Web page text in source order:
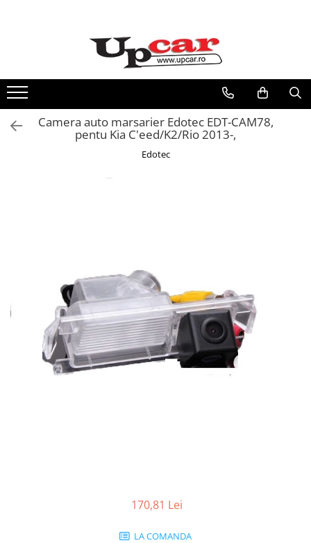
Aplice si Pendule
Electrocasnice Mici
Audio & Video
Camera auto marsarier Edotec EDT-CAM78,
pentu Kia C'eed/K2/Rio 2013-,
Edotec
170,81 Lei
LA COMANDA